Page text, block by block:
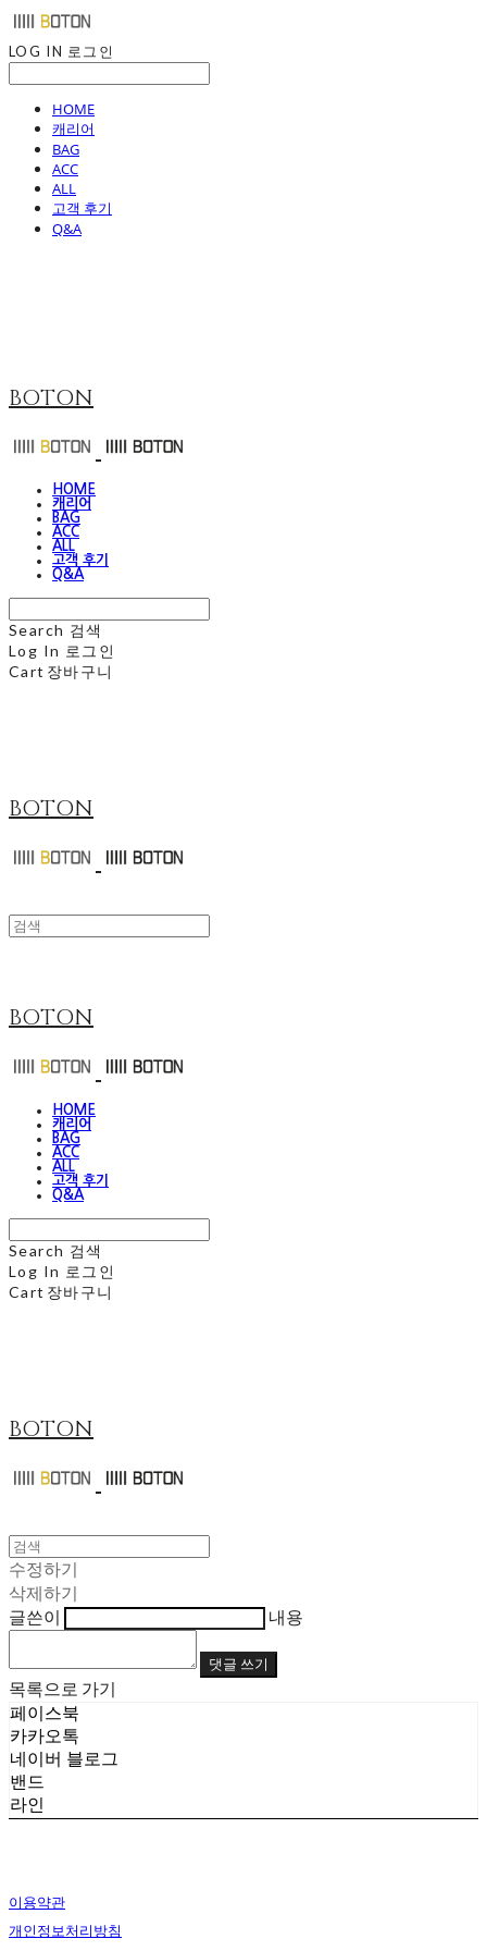
LOG IN 로그인
HOME
캐리어
BAG
ACC
ALL
고객 후기
Q&A
BOTON
HOME
캐리어
BAG
ACC
ALL
고객 후기
Q&A
Search 검색
Log In 로그인
Cart 장바구니
BOTON
BOTON
HOME
캐리어
BAG
ACC
ALL
고객 후기
Q&A
Search 검색
Log In 로그인
Cart 장바구니
BOTON
수정하기
삭제하기
글쓴이
내용
댓글 쓰기
목록으로 가기
페이스북
카카오톡
네이버 블로그
밴드
라인
이용약관
개인정보처리방침